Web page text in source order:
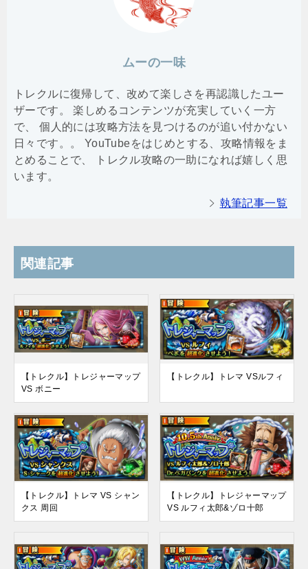
ムーの一味
トレクルに復帰して、改めて楽しさを再認識したユー
ザーです。 楽しめるコンテンツが充実していく一方
で、 個人的には攻略方法を見つけるのが追い付かない
日々です。。 YouTubeをはじめとする、攻略情報をま
とめることで、 トレクル攻略の一助になれば嬉しく思
います。
執筆記事一覧
関連記事
【トレクル】トレジャーマップ
VS ボニー
【トレクル】トレマ VSルフィ
【トレクル】トレマ VS シャン
クス 周回
【トレクル】トレジャーマップ
VS ルフィ太郎&ゾロ十郎